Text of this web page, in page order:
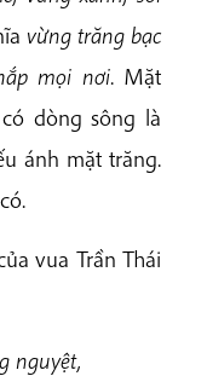
vừng trăng bạc
mọi nơi. Mặt
dòng sông là
ánh mặt trăng.
vua Trần Thái
nguyệt,